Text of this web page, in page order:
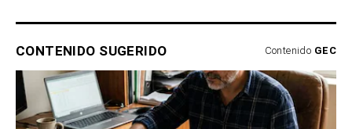
CONTENIDO SUGERIDO Contenido GEC